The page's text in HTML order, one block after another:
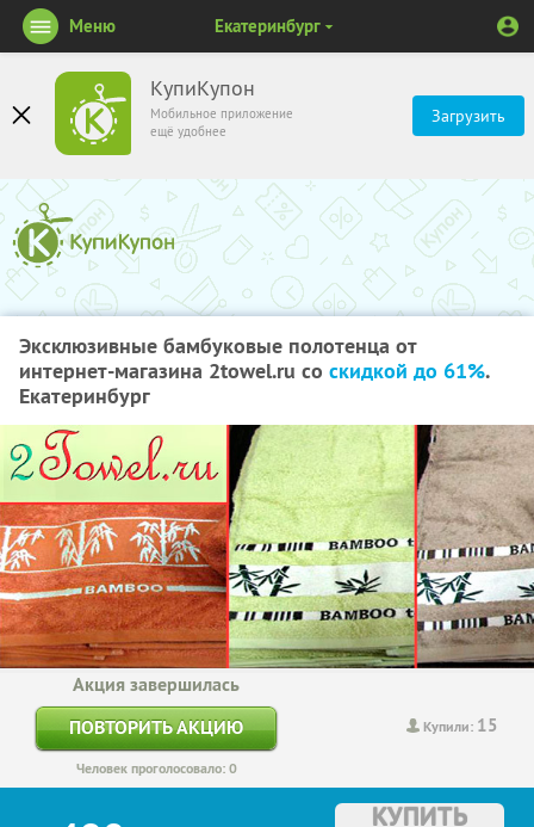
КупиКупон
Мобильное приложение
ещё удобнее
Загрузить
Меню Екатеринбург
Эксклюзивные бамбуковые полотенца от
интернет-магазина 2towel.ru со скидкой до 61%.
Екатеринбург
Купили: 15
Акция завершилась
ПОВТОРИТЬ АКЦИЮ
Человек проголосовало: 0
КУПИТЬ